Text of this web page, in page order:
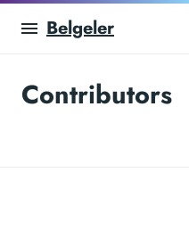
Belgeler
Contributors